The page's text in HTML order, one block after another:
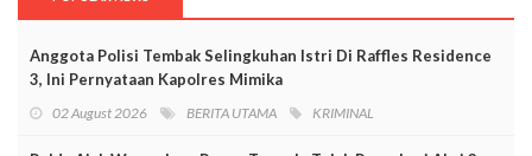
Anggota Polisi Tembak Selingkuhan Istri Di Raffles Residence
3, Ini Pernyataan Kapolres Mimika
02 August 2026 BERITA UTAMA KRIMINAL